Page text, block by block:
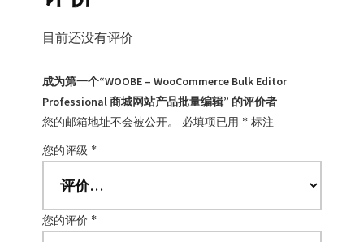
目前还没有评价
成为第一个“WOOBE – WooCommerce Bulk Editor
Professional 商城网站产品批量编辑” 的评价者
您的邮箱地址不会被公开。
必填项已用 * 标注
您的评级 *
您的评价 *